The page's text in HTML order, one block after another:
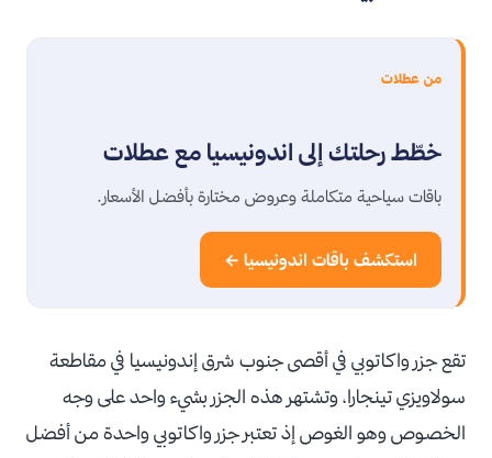
من عطلات
خطّط رحلتك إلى اندونيسيا مع عطلات
باقات سياحية متكاملة وعروض مختارة بأفضل الأسعار.
استكشف باقات اندونيسيا ←
تقع جزر واكاتوبي في أقصى جنوب شرق إندونيسيا في مقاطعة
سولاويزي تينجارا، وتشتهر هذه الجزر بشيء واحد على وجه
الخصوص وهو الغوص إذ تعتبر جزر واكاتوبي واحدة من أفضل